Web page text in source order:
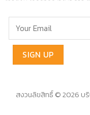
สงวนลิขสิทธิ์ © 2026 บ